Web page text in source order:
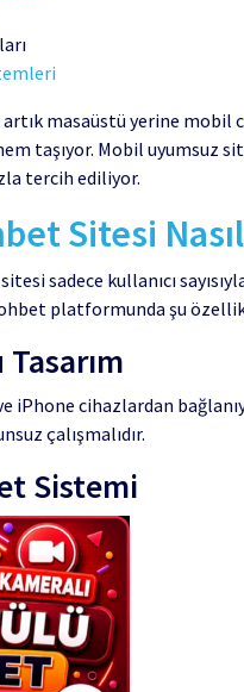
artık masaüstü yerine mobil
taşıyor. Mobil uyumsuz
tercih ediliyor.
Sitesi
sadece kullanıcı
platformunda şu
iPhone cihazlardan
çalışmalıdır.
Sistemi